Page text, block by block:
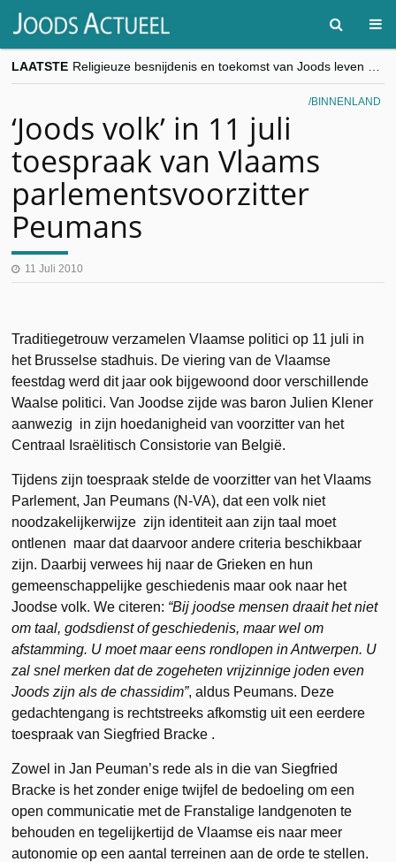
LAATSTE
“Besnijdenisdebat toont hoe moeilijk seculiere Westen minderheden begrijpt”, Jinnih Beels (Vooruit)
CITYTRIP | ROEMENIË – Boekarest: de verrassing van Oost-Europa
BINNENLAND
‘Joods volk’ in 11 juli
toespraak van Vlaams
parlementsvoorzitter
Peumans
11 Juli 2010
Traditiegetrouw verzamelen Vlaamse politici op 11 juli in
het Brusselse stadhuis. De viering van de Vlaamse
feestdag werd dit jaar ook bijgewoond door verschillende
Waalse politici. Van Joodse zijde was baron Julien Klener
aanwezig in zijn hoedanigheid van voorzitter van het
Centraal Israëlitisch Consistorie van België.
Tijdens zijn toespraak stelde de voorzitter van het Vlaams
Parlement, Jan Peumans (N-VA), dat een volk niet
noodzakelijkerwijze zijn identiteit aan zijn taal moet
ontlenen maar dat daarvoor andere criteria beschikbaar
zijn. Daarbij verwees hij naar de Grieken en hun
gemeenschappelijke geschiedenis maar ook naar het
Joodse volk. We citeren: “Bij joodse mensen draait het niet
om taal, godsdienst of geschiedenis, maar wel om
afstamming. U moet maar eens rondlopen in Antwerpen. U
zal snel merken dat de zogeheten vrijzinnige joden even
Joods zijn als de chassidim”, aldus Peumans. Deze
gedachtengang is rechtstreeks afkomstig uit een eerdere
toespraak van Siegfried Bracke .
Zowel in Jan Peuman’s rede als in die van Siegfried
Bracke is het zonder enige twijfel de bedoeling om een
open communicatie met de Franstalige landgenoten te
behouden en tegelijkertijd de Vlaamse eis naar meer
autonomie op een aantal terreinen aan de orde te stellen.